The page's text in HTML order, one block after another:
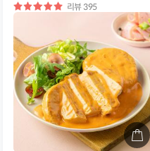
별
점
리뷰 395